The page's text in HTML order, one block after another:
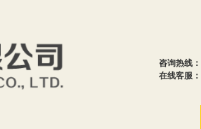
咨询热线：
在线客服：